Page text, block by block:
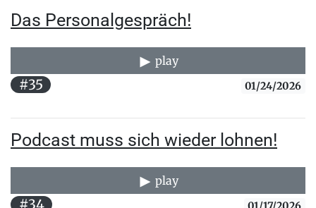
Das Personalgespräch!
play
#35 01/24/2026
Podcast muss sich wieder lohnen!
play
#34